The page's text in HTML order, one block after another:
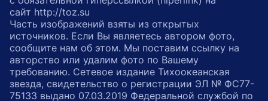
сайт http://toz.su
Часть изображений взяты из открытых
источников. Если Вы являетесь автором фото,
сообщите нам об этом. Мы поставим ссылку на
авторство или удалим фото по Вашему
требованию. Сетевое издание Тихоокеанская
звезда, свидетельство о регистрации ЭЛ № ФС77-
75133 выдано 07.03.2019 Федеральной службой по